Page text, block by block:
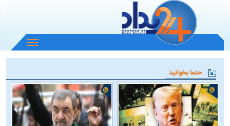
باز
و
منو
حتما بخوانید